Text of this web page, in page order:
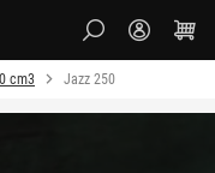
cm3 Jazz 250